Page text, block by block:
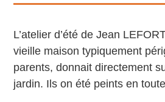
L’atelier d’été de Jean
vieille maison typiquement
parents, donnait directement
jardin. Ils on été peints en